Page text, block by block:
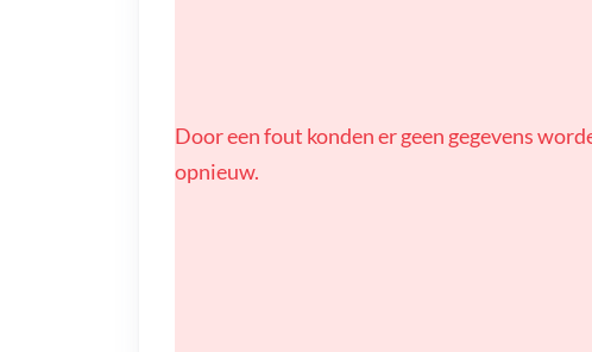
Door een fout konden er geen gegevens
opnieuw.